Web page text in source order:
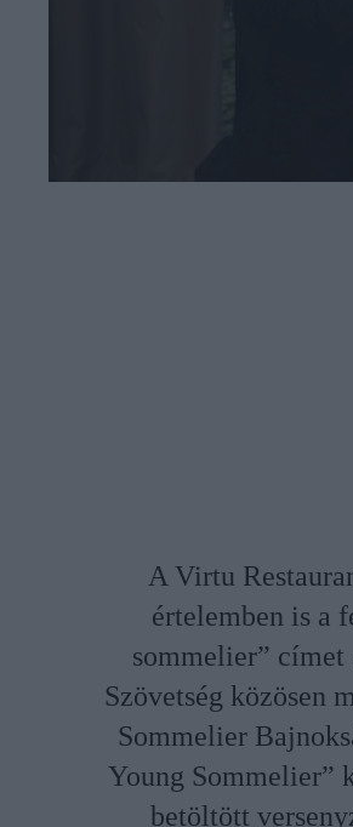
A Virtu
értelemben is a
sommelier”
Szövetség közösen
Sommelier
Young Sommelier”
betöltött